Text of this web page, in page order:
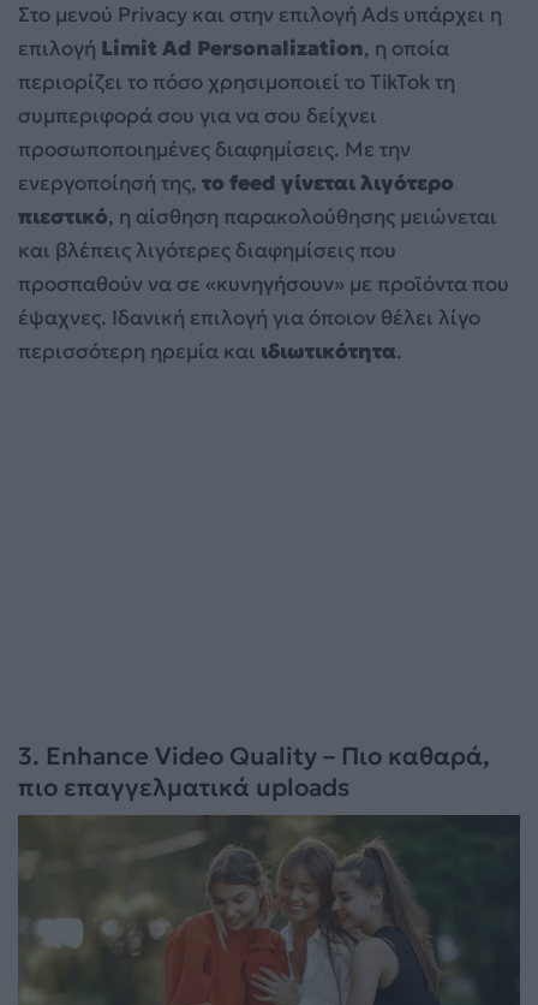
Στο μενού Privacy και στην επιλογή Ads υπάρχει η
επιλογή Limit Ad Personalization, η οποία
περιορίζει το πόσο χρησιμοποιεί το TikTok τη
συμπεριφορά σου για να σου δείχνει
προσωποποιημένες διαφημίσεις. Με την
ενεργοποίησή της, το feed γίνεται λιγότερο
πιεστικό, η αίσθηση παρακολούθησης μειώνεται
και βλέπεις λιγότερες διαφημίσεις που
προσπαθούν να σε «κυνηγήσουν» με προϊόντα που
έψαχνες. Ιδανική επιλογή για όποιον θέλει λίγο
περισσότερη ηρεμία και ιδιωτικότητα.
3. Enhance Video Quality – Πιο καθαρά,
πιο επαγγελματικά uploads